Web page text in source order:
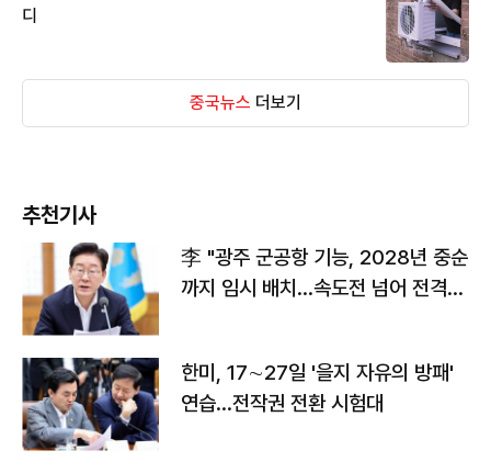
디
중국뉴스 더보기
추천기사
李 "광주 군공항 기능, 2028년 중순
까지 임시 배치…속도전 넘어 전격
한미, 17∼27일 '을지 자유의 방패'
연습…전작권 전환 시험대